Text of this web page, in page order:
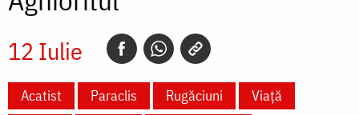
12 Iulie
Acatist Paraclis Rugăciuni
Viață